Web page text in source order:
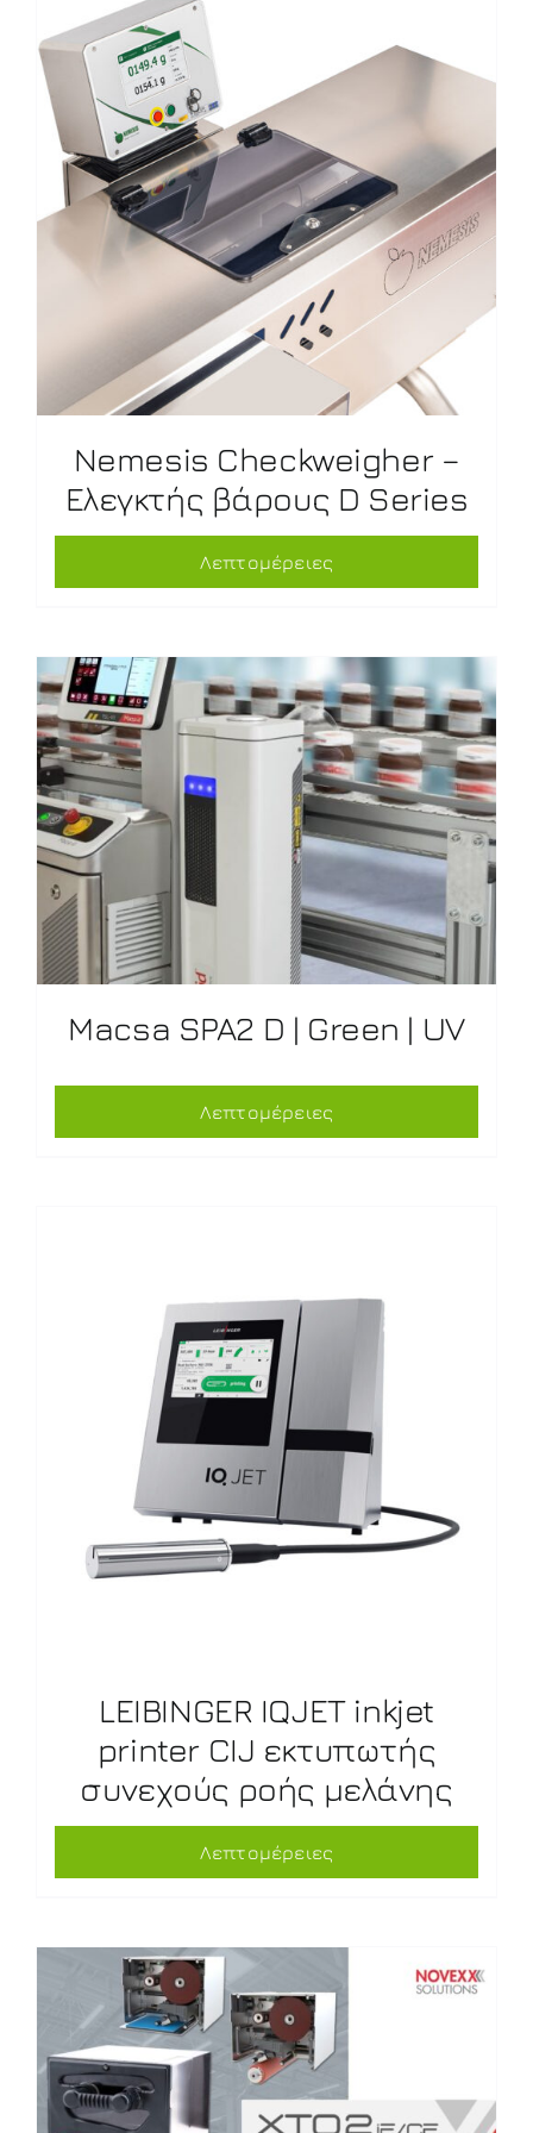
Nemesis Checkweigher –
Ελεγκτής βάρους D Series
Λεπτομέρειες
Macsa SPA2 D | Green | UV
Λεπτομέρειες
LEIBINGER IQJET inkjet
printer CIJ εκτυπωτής
συνεχούς ροής μελάνης
Λεπτομέρειες